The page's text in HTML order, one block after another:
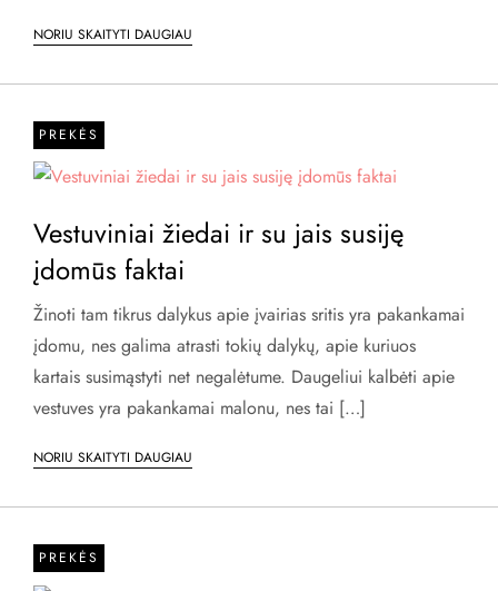
NORIU SKAITYTI DAUGIAU
PREKĖS
Vestuviniai žiedai ir su jais susiję
įdomūs faktai
Žinoti tam tikrus dalykus apie įvairias sritis yra pakankamai
įdomu, nes galima atrasti tokių dalykų, apie kuriuos
kartais susimąstyti net negalėtume. Daugeliui kalbėti apie
vestuves yra pakankamai malonu, nes tai […]
NORIU SKAITYTI DAUGIAU
PREKĖS